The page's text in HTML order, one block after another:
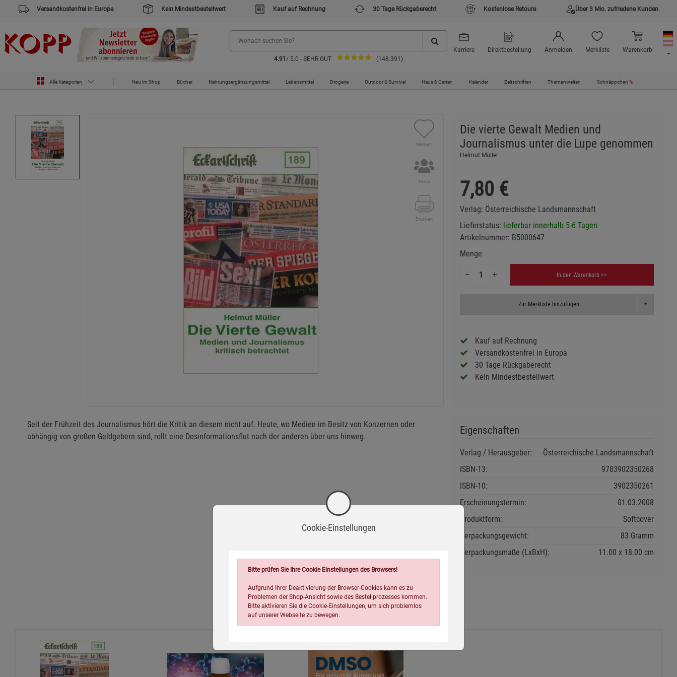
Versandkostenfrei in Europa Kein Mindestbestellwert Kauf auf Rechnung 30 Tage Rückgaberecht Kostenlose Retoure Über 3 Mio. zufriedene Kunden
4.91 / 5.0 - SEHR GUT (148.391)
Karriere Direktbestellung Anmelden Merkliste Warenkorb
Alle Kategorien Neu im Shop Bücher Nahrungsergänzungsmittel Lebensmittel Drogerie Outdoor & Survival Haus & Garten Kalender Zeitschriften Themenwelten Schnäppchen %
Merken
Teilen
Drucken
Die vierte Gewalt Medien und
Journalismus unter die Lupe genommen
Helmut Müller
7,80 €
Verlag: Österreichische Landsmannschaft
Lieferstatus: lieferbar innerhalb 5-6 Tagen
Artikelnummer: B5000647
Menge
In den Warenkorb >>
Zur Merkliste hinzufügen Toggle
Kauf auf Rechnung
Versandkostenfrei in Europa
30 Tage Rückgaberecht
Kein Mindestbestellwert
Seit der Frühzeit des Journalismus hört die Kritik an diesem nicht auf. Heute, wo Medien im Besitz von Konzernen oder
abhängig von großen Geldgebern sind, rollt eine Desinformationsflut nach der anderen über uns hinweg.
Eigenschaften
Verlag / Herausgeber:
Österreichische Landsmannschaft
ISBN-13:
9783902350268
ISBN-10:
3902350261
Erscheinungstermin:
01.03.2008
Produktform:
Softcover
Verpackungsgewicht:
83 Gramm
Verpackungsmaße (LxBxH):
11.00 18.00 cm
Wird oft zusammen bestellt:
Cookie-Einstellungen
Bitte prüfen Sie Ihre Cookie Einstellungen des Browsers!
Aufgrund Ihrer Deaktivierung der Browser-Cookies kann es zu
Problemen der Shop-Ansicht sowie des Bestellprozesses kommen.
Bitte aktivieren Sie die Cookie-Einstellungen, um sich problemlos
auf unserer Webseite zu bewegen.